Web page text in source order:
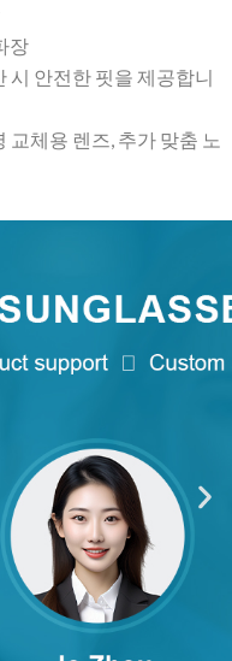
장
시 안전한 핏을 제공합니
교체용 렌즈, 추가 맞춤 노